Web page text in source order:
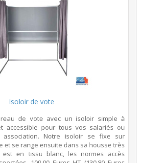
Isoloir de vote
de vote avec un isoloir simple à
accessible pour tous vos salariés ou
association. Notre isoloir se fixe sur
et se range ensuite dans sa housse très
est en tissu blanc, les normes accès